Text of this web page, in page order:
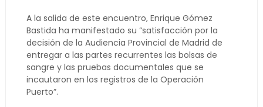
A la salida de este encuentro, Enrique Gómez
Bastida ha manifestado su “satisfacción por la
decisión de la Audiencia Provincial de Madrid de
entregar a las partes recurrentes las bolsas de
sangre y las pruebas documentales que se
incautaron en los registros de la Operación
Puerto”.